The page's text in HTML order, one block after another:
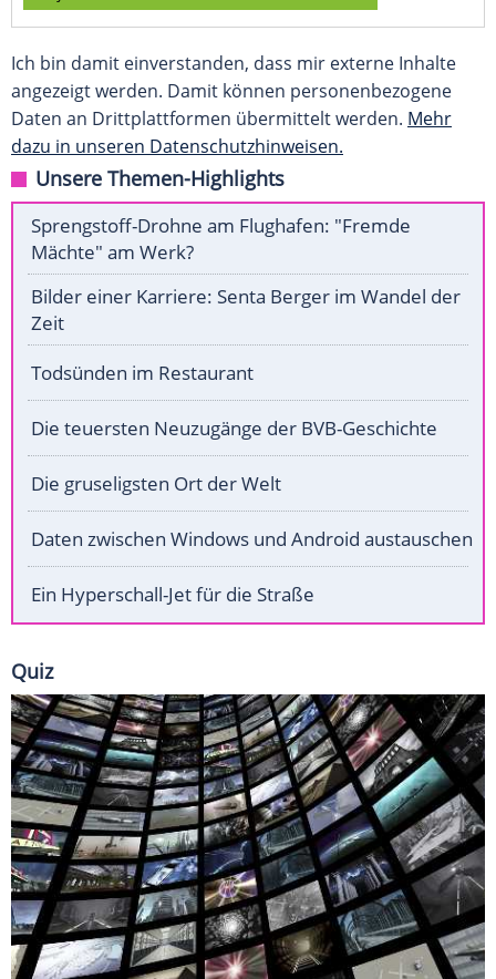
Ich bin damit einverstanden, dass mir externe Inhalte
angezeigt werden. Damit können personenbezogene
Daten an Drittplattformen übermittelt werden. Mehr
dazu in unseren Datenschutzhinweisen.
Unsere Themen-Highlights
Sprengstoff-Drohne am Flughafen: "Fremde
Mächte" am Werk?
Bilder einer Karriere: Senta Berger im Wandel der
Zeit
Todsünden im Restaurant
Die teuersten Neuzugänge der BVB-Geschichte
Die gruseligsten Ort der Welt
Daten zwischen Windows und Android austauschen
Ein Hyperschall-Jet für die Straße
Quiz